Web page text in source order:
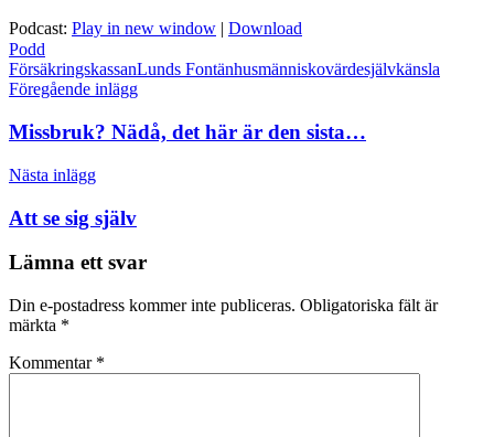
Podcast: Play in new window | Download
Podd
FörsäkringskassanLunds Fontänhusmänniskovärdesjälvkänsla
Inläggsnavigering
Föregående inlägg
Missbruk? Nädå, det här är den sista…
Nästa inlägg
Att se sig själv
Lämna ett svar
Din e-postadress kommer inte publiceras. Obligatoriska fält är
märkta *
Kommentar *